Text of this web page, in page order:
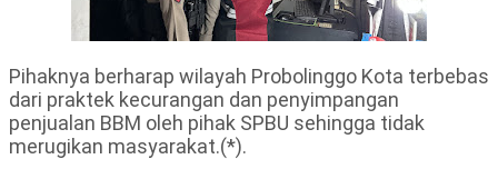
Pihaknya berharap wilayah Probolinggo Kota terbebas
dari praktek kecurangan dan penyimpangan
penjualan BBM oleh pihak SPBU sehingga tidak
merugikan masyarakat.(*).